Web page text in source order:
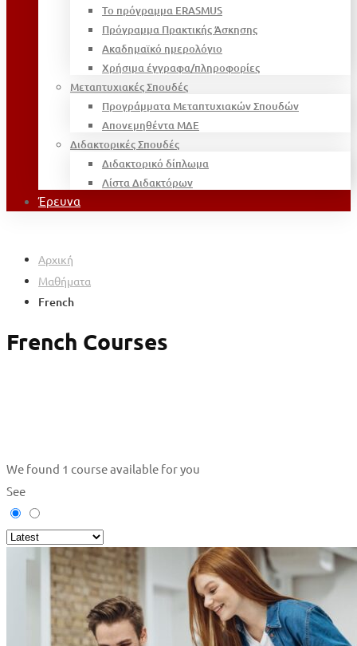
Το πρόγραμμα ERASMUS
Πρόγραμμα Πρακτικής Άσκησης
Ακαδημαϊκό ημερολόγιο
Χρήσιμα έγγραφα/πληροφορίες
Μεταπτυχιακές Σπουδές
Προγράμματα Μεταπτυχιακών Σπουδών
Απονεμηθέντα ΜΔΕ
Διδακτορικές Σπουδές
Διδακτορικό δίπλωμα
Λίστα Διδακτόρων
Έρευνα
Αρχική
Μαθήματα
French
French Courses
We found 1 course available for you
See